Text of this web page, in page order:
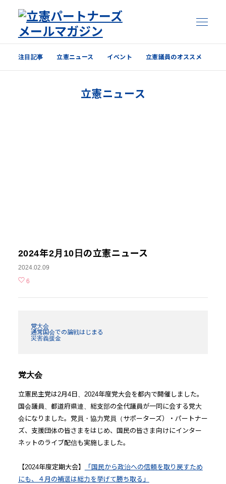
注目記事 立憲ニュース イベント 立憲議員のオススメ
立憲ニュース
2024年2月10日の立憲ニュース
2024.02.09
6
党大会
通常国会での論戦はじまる
災害義援金
党大会
立憲民主党は2月4日、2024年度党大会を都内で開催しました。
国会議員、都道府県連、総支部の全代議員が一同に会する党大
会になりました。党員・協力党員（サポーターズ）・パートナー
ズ、支援団体の皆さまをはじめ、国民の皆さま向けにインター
ネットのライブ配信も実施しました。
【2024年度定期大会】
「国民から政治への信頼を取り戻すため
にも、４月の補選は総力を挙げて勝ち取る」